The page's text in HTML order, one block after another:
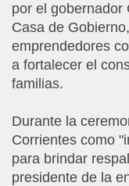
por el gobernador
Casa de
emprendedores
a fortalecer el
familias.
Durante la
Corrientes como
para brindar
presidente de la